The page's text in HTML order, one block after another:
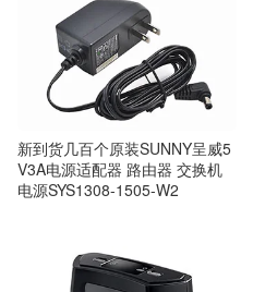
新到货几百个原装SUNNY呈威5
V3A电源适配器 路由器 交换机
电源SYS1308-1505-W2